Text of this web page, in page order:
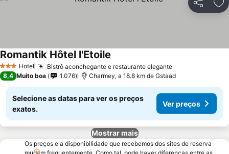
Partilhar
3 EstrelasHotel Bistrô aconchegante e restaurante eleganteVer preços
Romantik Hôtel l'Etoile
8,4 Muito boa 1.076 Charmey, a 18.8 km de Gstaad
Selecione as datas para ver os preços
exatos.
Ver preços
Mostrar mais
Os preços e a disponibilidade que recebemos dos sites de reserva